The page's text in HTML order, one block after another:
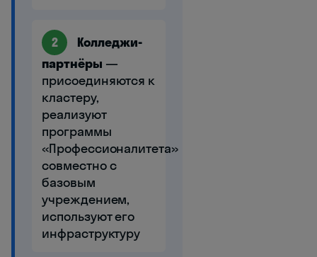
2
Колледжи-
партнёры —
присоединяются к
кластеру,
реализуют
программы
«Профессионалитета»
совместно с
базовым
учреждением,
используют его
инфраструктуру